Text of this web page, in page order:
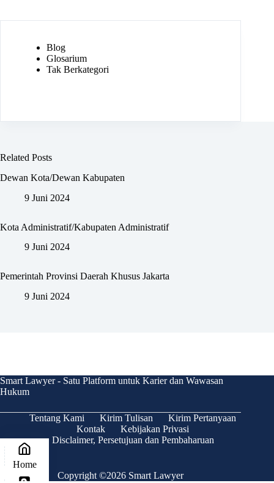
Blog
Glosarium
Tak Berkategori
Related Posts
Dewan Kota/Dewan Kabupaten
9 Juni 2024
Kota Administratif/Kabupaten Administratif
9 Juni 2024
Pemerintah Provinsi Daerah Khusus Jakarta
9 Juni 2024
Smart Lawyer - Satu Platform untuk Karier dan Wawasan
Hukum
Tentang Kami Kirim Tulisan
Kirim Pertanyaan
Kontak
Kebijakan Privasi
Disclaimer, Persetujuan dan Pembaharuan
Copyright ©2026 Smart Lawyer
Home